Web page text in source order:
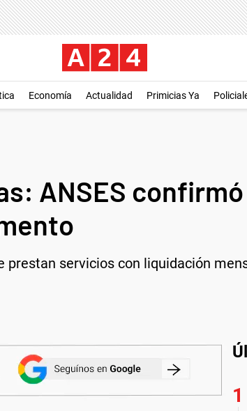
Economía Actualidad Primicias Ya
ANSES confirmó
servicios con liquidación